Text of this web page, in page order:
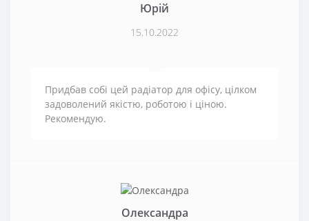
Юрій
15.10.2022
Придбав собі цей радіатор для офісу, цілком
задоволений якістю, роботою і ціною.
Рекомендую.
Олександра